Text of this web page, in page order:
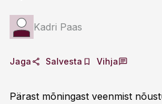
Kadri Paas
Jaga Salvesta Vihja
Pärast mõningast veenmist